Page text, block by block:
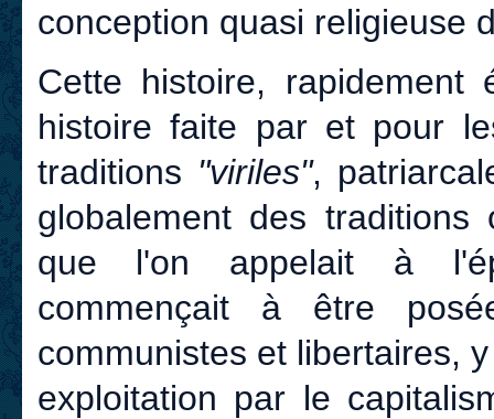
conception quasi religieuse
Cette histoire, rapidement
histoire faite par et pour
traditions "viriles",
globalement des traditions
que l'on appelait à
commençait à être
communistes et libertaires,
exploitation par le